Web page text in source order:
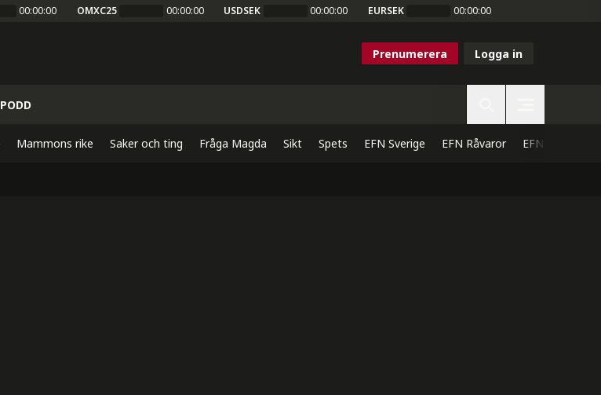
00:00:00 OMXC25 00:00:00 USDSEK 00:00:00 EURSEK 00:00:00
Prenumerera Logga in
PODD
Mammons rike Saker och ting Fråga Magda Sikt Spets EFN Sverige EFN Råvaror EFN Direkt